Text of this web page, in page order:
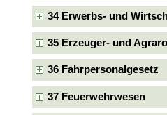
34 Erwerbs- und
35 Erzeuger- und
36 Fahrpersonalgesetz
37 Feuerwehrwesen